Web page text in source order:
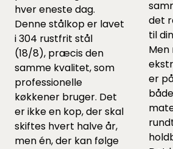
hver eneste dag.
Denne stålkop er lavet
i 304 rustfrit stål
(18/8), præcis den
samme kvalitet, som
professionelle
køkkener bruger. Det
er ikke en kop, der skal
skiftes hvert halve år,
men én, der kan følge
det
til
er